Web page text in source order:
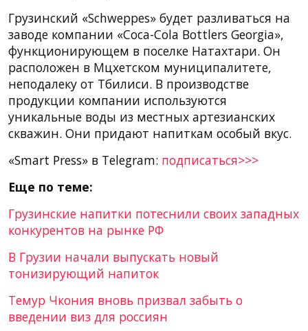
Грузинский «Schweppes» будет разливаться на
заводе компании «Coca-Cola Bottlers Georgia»,
функционирующем в поселке Натахтари. Он
расположен в Мцхетском муниципалитете,
неподалеку от Тбилиси. В производстве
продукции компании используются
уникальные воды из местных артезианских
скважин. Они придают напиткам особый вкус.
«Smart Press» в Telegram: подписаться>>>
Еще по теме:
Грузинские напитки потеснили своих западных
конкурентов на рынке РФ
В Грузии начали выпускать новый
тонизирующий напиток
Темур Чкония вновь призвал забыть о
введении виз для россиян